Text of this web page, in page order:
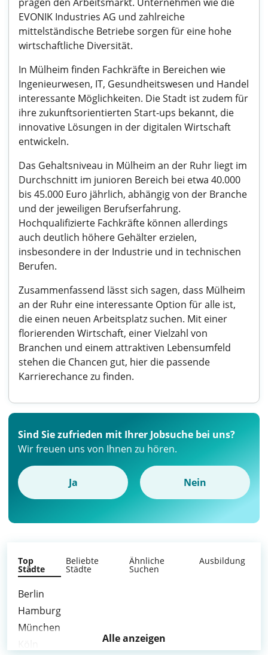
EVONIK Industries AG und zahlreiche
mittelständische Betriebe sorgen für eine hohe
wirtschaftliche Diversität.
In Mülheim finden Fachkräfte in Bereichen wie
Ingenieurwesen, IT, Gesundheitswesen und Handel
interessante Möglichkeiten. Die Stadt ist zudem für
ihre zukunftsorientierten Start-ups bekannt, die
innovative Lösungen in der digitalen Wirtschaft
entwickeln.
Das Gehaltsniveau in Mülheim an der Ruhr liegt im
Durchschnitt im junioren Bereich bei etwa 40.000
bis 45.000 Euro jährlich, abhängig von der Branche
und der jeweiligen Berufserfahrung.
Hochqualifizierte Fachkräfte können allerdings
auch deutlich höhere Gehälter erzielen,
insbesondere in der Industrie und in technischen
Berufen.
Zusammenfassend lässt sich sagen, dass Mülheim
an der Ruhr eine interessante Option für alle ist,
die einen neuen Arbeitsplatz suchen. Mit einer
florierenden Wirtschaft, einer Vielzahl von
Branchen und einem attraktiven Lebensumfeld
stehen die Chancen gut, hier die passende
Karrierechance zu finden.
Sind Sie zufrieden mit Ihrer Jobsuche bei uns?
Wir freuen uns von Ihnen zu hören.
Ja Nein
Top
Städte
Beliebte
Städte
Ähnliche
Suchen
Ausbildung
Berlin
Hamburg
München
Alle anzeigen